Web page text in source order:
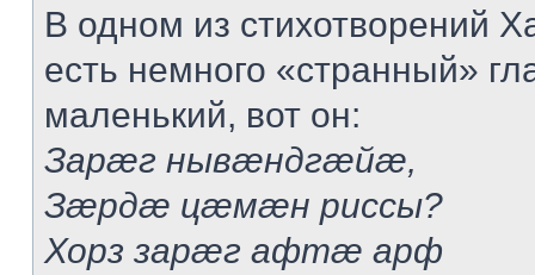
В одном из стихотворений
есть немного «странный»
маленький, вот он:
Зарæг нывæндгæйæ,
Зæрдæ цæмæн риссы?
Хорз зарæг афтæ арф